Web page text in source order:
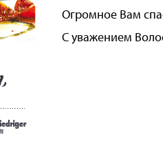
Огромное Вам
С уважением